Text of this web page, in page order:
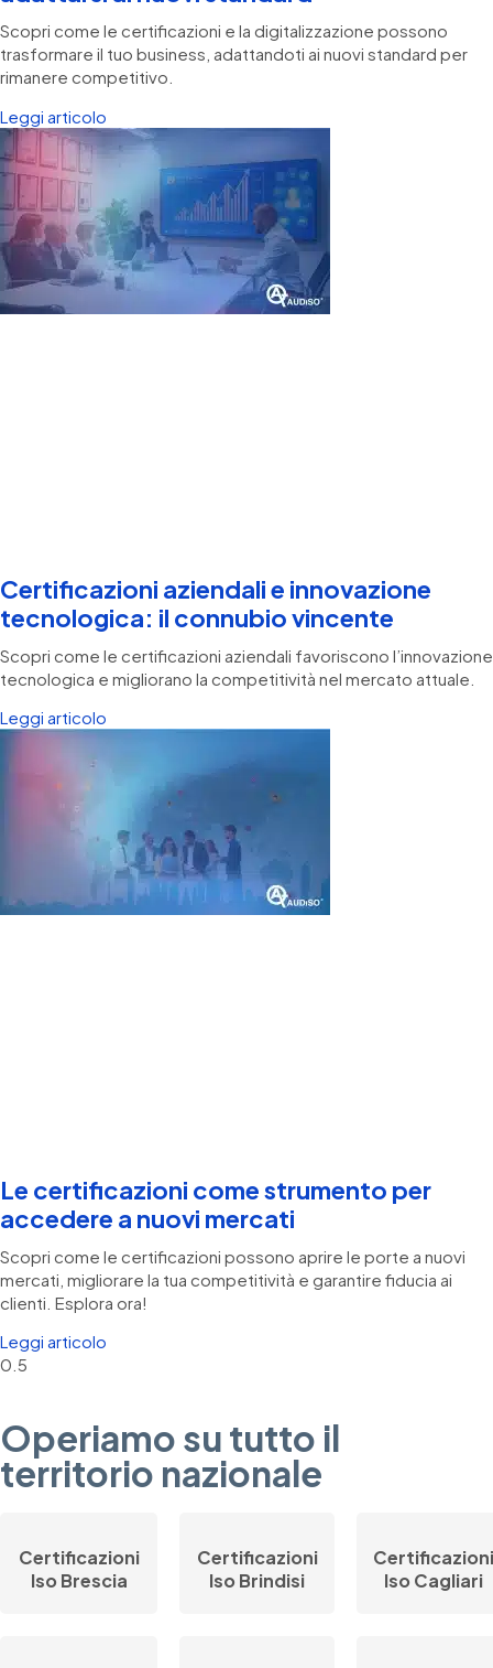
Scopri come le certificazioni e la digitalizzazione possono
trasformare il tuo business, adattandoti ai nuovi standard per
rimanere competitivo.
Leggi articolo
Certificazioni aziendali e innovazione
tecnologica: il connubio vincente
Scopri come le certificazioni aziendali favoriscono l’innovazione
tecnologica e migliorano la competitività nel mercato attuale.
Leggi articolo
Le certificazioni come strumento per
accedere a nuovi mercati
Scopri come le certificazioni possono aprire le porte a nuovi
mercati, migliorare la tua competitività e garantire fiducia ai
clienti. Esplora ora!
Leggi articolo
Operiamo su tutto il
territorio nazionale
Certificazioni
Iso Brescia
Certificazioni
Iso Brindisi
Certificazioni
Iso Cagliari